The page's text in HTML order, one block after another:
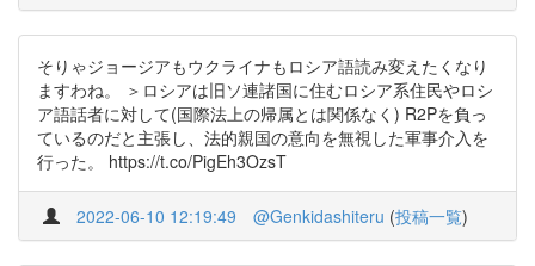
そりゃジョージアもウクライナもロシア語読み変えたくなり
ますわね。 ＞ロシアは旧ソ連諸国に住むロシア系住民やロシ
ア語話者に対して(国際法上の帰属とは関係なく) R2Pを負っ
ているのだと主張し、法的親国の意向を無視した軍事介入を
行った。 https://t.co/PigEh3OzsT
2022-06-10 12:19:49 @Genkidashiteru (投稿一覧)